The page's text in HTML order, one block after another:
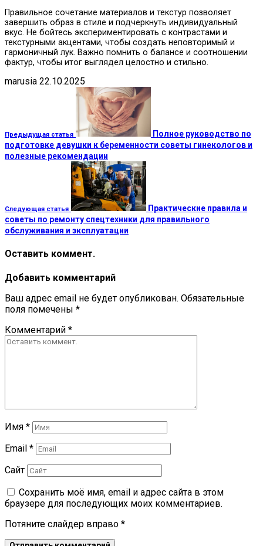
Правильное сочетание материалов и текстур позволяет
завершить образ в стиле и подчеркнуть индивидуальный
вкус. Не бойтесь экспериментировать с контрастами и
текстурными акцентами, чтобы создать неповторимый и
гармоничный лук. Важно помнить о балансе и соотношении
фактур, чтобы итог выглядел целостно и стильно.
marusia 22.10.2025
Предыдущая статья
Полное руководство по
подготовке девушки к беременности советы гинекологов и
полезные рекомендации
Следующая статья
Практические правила и
советы по ремонту спецтехники для правильного
обслуживания и эксплуатации
Оставить коммент.
Добавить комментарий
Ваш адрес email не будет опубликован. Обязательные
поля помечены *
Комментарий *
Имя *
Email *
Сайт
Сохранить моё имя, email и адрес сайта в этом
браузере для последующих моих комментариев.
Потяните слайдер вправо *